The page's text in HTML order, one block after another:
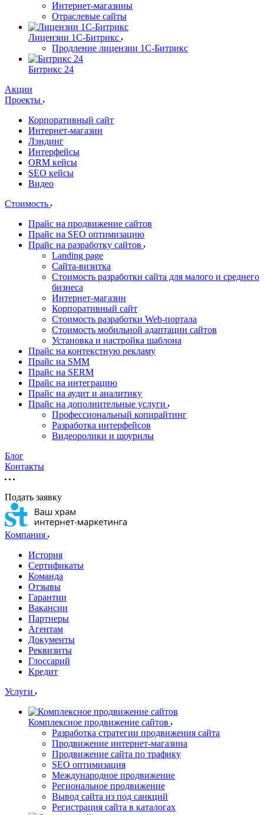
Интернет-магазины
Отраслевые сайты
Лицензии 1С-Битрикс
Продление лицензии 1С-Битрикс
Битрикс 24
Акции
Проекты
Корпоративный сайт
Интернет-магазин
Лэндинг
Интерфейсы
ORM кейсы
SEO кейсы
Видео
Стоимость
Прайс на продвижение сайтов
Прайс на SEO оптимизацию
Прайс на разработку сайтов
Landing page
Cайта-визитка
Стоимость разработки сайта для малого и среднего
бизнеса
Интернет-магазин
Корпоративный сайт
Стоимость разработки Web-портала
Стоимость мобильной адаптации сайтов
Установка и настройка шаблона
Прайс на контекстную рекламу
Прайс на SMM
Прайс на SERM
Прайс на интеграцию
Прайс на аудит и аналитику
Прайс на дополнительные услуги
Профессиональный копирайтинг
Разработка интерфейсов
Видеоролики и шоурилы
Блог
Контакты
Подать заявку
Компания
История
Сертификаты
Команда
Отзывы
Гарантии
Вакансии
Партнеры
Агентам
Документы
Реквизиты
Глоссарий
Кредит
Услуги
Комплексное продвижение сайтов
Разработка стратегии продвижения сайта
Продвижение интернет-магазина
Продвижение сайта по трафику
SEO оптимизация
Международное продвижение
Региональное продвижение
Вывод сайта из под санкций
Регистрация сайта в каталогах